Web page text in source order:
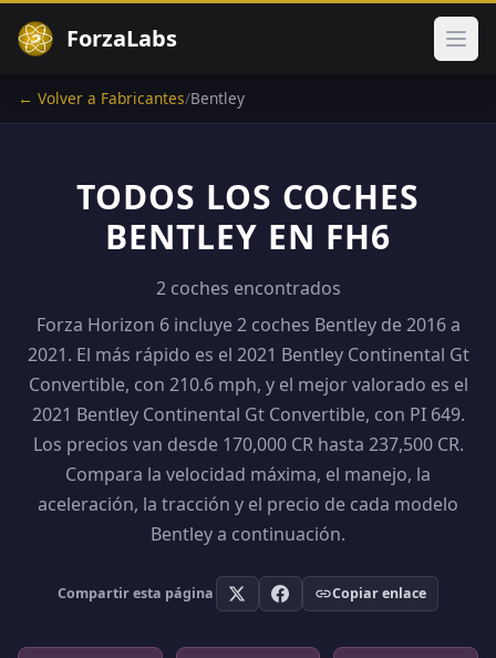
ForzaLabs
← Volver a Fabricantes/Bentley
TODOS LOS COCHES
BENTLEY EN FH6
2 coches encontrados
Forza Horizon 6 incluye 2 coches Bentley de 2016 a
2021. El más rápido es el 2021 Bentley Continental Gt
Convertible, con 210.6 mph, y el mejor valorado es el
2021 Bentley Continental Gt Convertible, con PI 649.
Los precios van desde 170,000 CR hasta 237,500 CR.
Compara la velocidad máxima, el manejo, la
aceleración, la tracción y el precio de cada modelo
Bentley a continuación.
Compartir esta página Copiar enlace